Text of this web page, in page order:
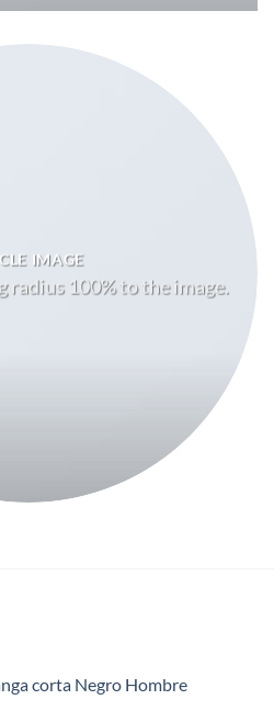
IMAGE
radius 100% to the image.
corta Negro Hombre